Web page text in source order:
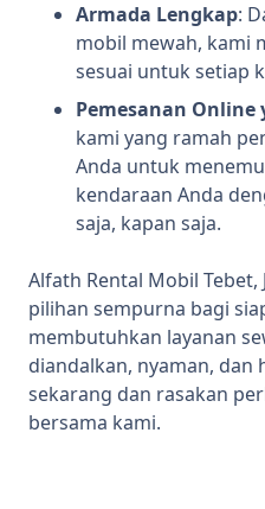
Armada Lengkap:
mobil mewah, kami
sesuai untuk setiap
Pemesanan Online
kami yang ramah
Anda untuk
kendaraan Anda
saja, kapan saja.
Alfath Rental Mobil Tebet,
pilihan sempurna bagi
membutuhkan layanan
diandalkan, nyaman, dan
sekarang dan rasakan
bersama kami.